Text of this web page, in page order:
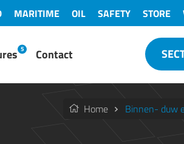
MARITIME OIL SAFETY STORE
5 Contact
Home Binnen- duw